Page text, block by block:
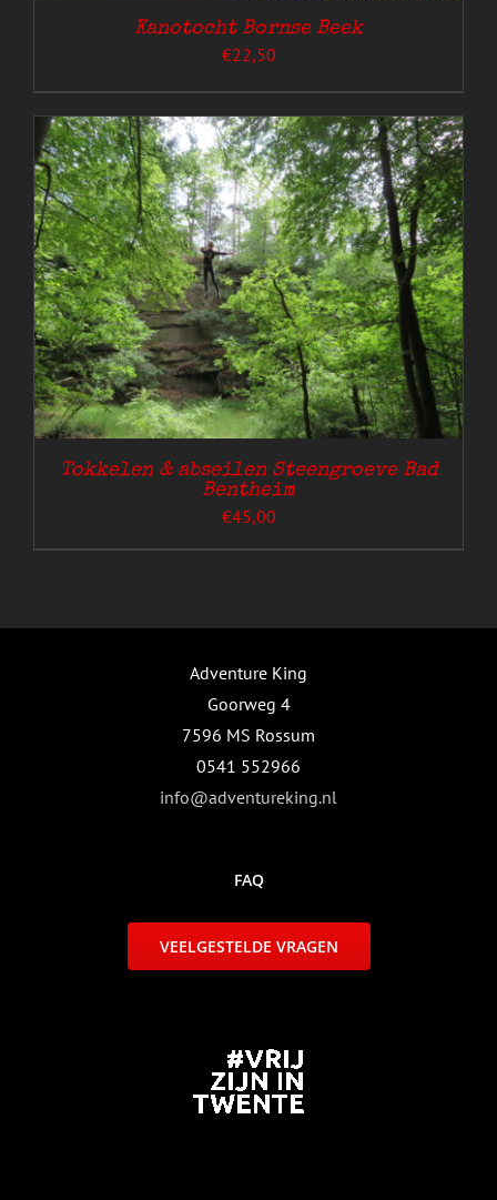
Kanotocht Bornse Beek
€22,50
Tokkelen & abseilen Steengroeve Bad
Bentheim
€45,00
Adventure King
Goorweg 4
7596 MS Rossum
0541 552966
info@adventureking.nl
FAQ
VEELGESTELDE VRAGEN